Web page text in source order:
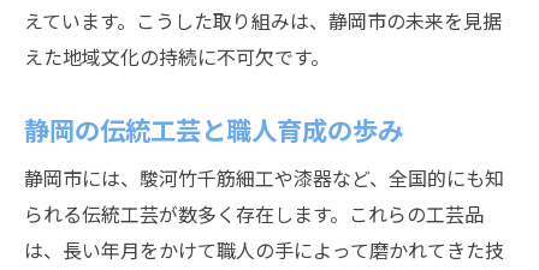
えています。こうした取り組みは、静岡市の未来を見据
えた地域文化の持続に不可欠です。
静岡の伝統工芸と職人育成の歩み
静岡市には、駿河竹千筋細工や漆器など、全国的にも知
られる伝統工芸が数多く存在します。これらの工芸品
は、長い年月をかけて職人の手によって磨かれてきた技